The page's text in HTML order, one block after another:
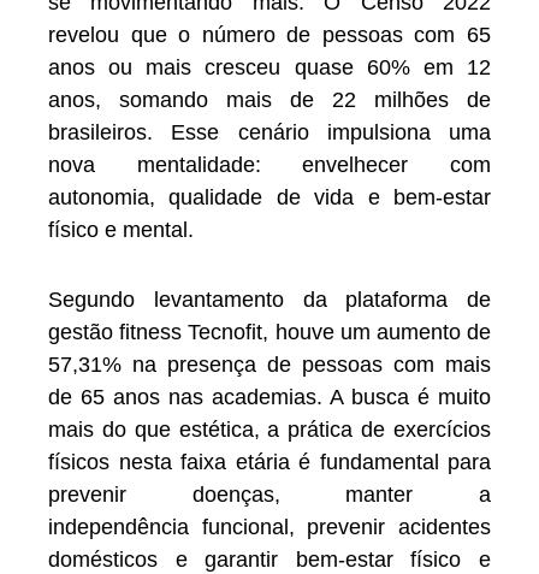
revelou que o número de pessoas com 65
anos ou mais cresceu quase 60% em 12
anos, somando mais de 22 milhões de
brasileiros. Esse cenário impulsiona uma
nova mentalidade: envelhecer com
autonomia, qualidade de vida e bem-estar
físico e mental.
Segundo levantamento da plataforma de
gestão fitness Tecnofit, houve um aumento de
57,31% na presença de pessoas com mais
de 65 anos nas academias. A busca é muito
mais do que estética, a prática de exercícios
físicos nesta faixa etária é fundamental para
prevenir doenças, manter a
independência funcional, prevenir acidentes
domésticos e garantir bem-estar físico e